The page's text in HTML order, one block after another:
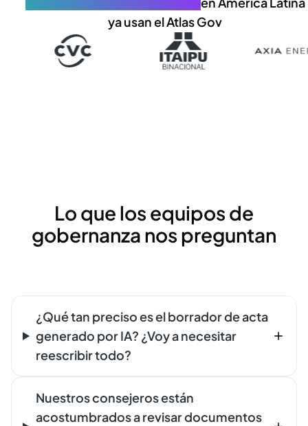
ya usan el Atlas Gov
Lo que los equipos de
gobernanza nos preguntan
¿Qué tan preciso es el borrador de acta
generado por IA? ¿Voy a necesitar
reescribir todo?
Nuestros consejeros están
acostumbrados a revisar documentos